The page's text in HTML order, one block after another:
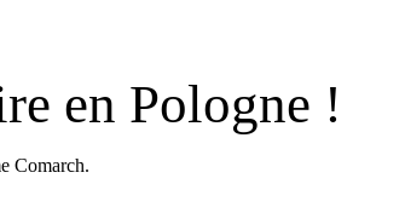
en Pologne !
Comarch.